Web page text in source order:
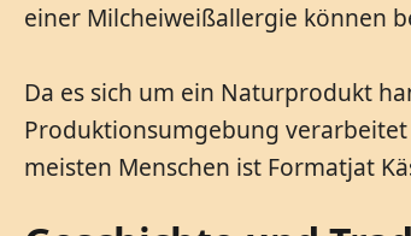
einer Milcheiweißallergie können
Da es sich um ein Naturprodukt
Produktionsumgebung
meisten Menschen ist Formatjat